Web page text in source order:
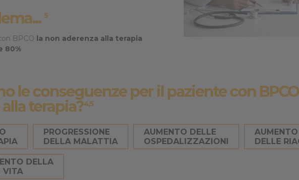
5
BPCO la non aderenza alla terapia
80%
le conseguenze per il paziente con
terapia?4,5
PROGRESSIONE
DELLA MALATTIA
AUMENTO DELLE
OSPEDALIZZAZIONI
DELLE
DELLA
VITA